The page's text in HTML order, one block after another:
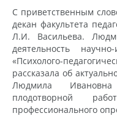
С приветственным
декан факультета
Л.И. Васильева.
деятельность научно-
«Психолого-
рассказала об
Людмила
плодотворной
профессионального